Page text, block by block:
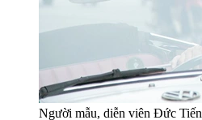
Người mẫu, diễn viên Đức Tiến